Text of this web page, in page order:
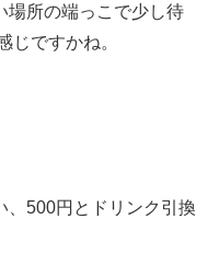
場所の端っこで少し待
じですかね。
、500円とドリンク引換